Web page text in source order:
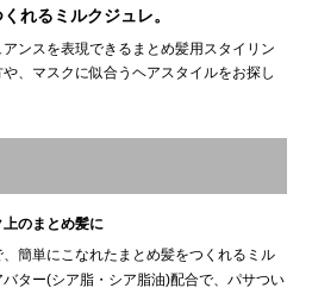
れるミルクジュレ。
ンスを表現できるまとめ髪用スタイリン
、マスクに似合うヘアスタイルをお探し
のまとめ髪に
簡単にこなれたまとめ髪をつくれるミル
ター(シア脂・シア脂油)配合で、パサつい